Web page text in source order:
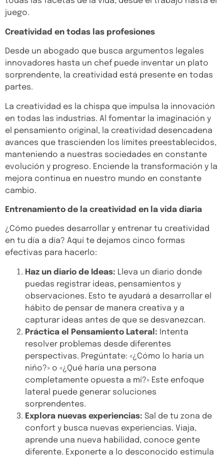
Nosotros
Soluciones
Casos de éxito
Blog
juego.
Creatividad en todas las profesiones
Desde un abogado que busca argumentos legales
innovadores hasta un chef puede inventar un plato
sorprendente, la creatividad está presente en todas
partes.
La creatividad es la chispa que impulsa la innovación
en todas las industrias. Al fomentar la imaginación y
el pensamiento original, la creatividad desencadena
avances que trascienden los límites preestablecidos,
manteniendo a nuestras sociedades en constante
evolución y progreso. Enciende la transformación y la
mejora continua en nuestro mundo en constante
cambio.
Entrenamiento de la creatividad en la vida diaria
¿Cómo puedes desarrollar y entrenar tu creatividad
en tu día a día? Aquí te dejamos cinco formas
efectivas para hacerlo:
Haz un diario de Ideas: Lleva un diario donde
puedas registrar ideas, pensamientos y
observaciones. Esto te ayudará a desarrollar el
hábito de pensar de manera creativa y a
capturar ideas antes de que se desvanezcan.
Práctica el Pensamiento Lateral: Intenta
resolver problemas desde diferentes
perspectivas. Pregúntate: «¿Cómo lo haría un
niño?» o «¿Qué haría una persona
completamente opuesta a mí?» Este enfoque
lateral puede generar soluciones
sorprendentes.
Explora nuevas experiencias: Sal de tu zona de
confort y busca nuevas experiencias. Viaja,
aprende una nueva habilidad, conoce gente
diferente. Exponerte a lo desconocido estimula